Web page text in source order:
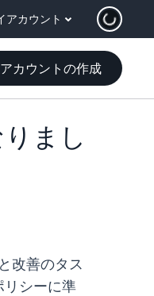
アカウント
アカウントの作成
まし
改善のタス
リシーに準